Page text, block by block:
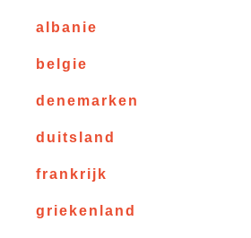
albanie
belgie
denemarken
duitsland
frankrijk
griekenland